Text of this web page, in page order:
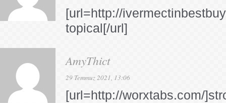
[url=http://
topical[/url]
AmyThict
29 Temmuz 2021, 13:06
[url=http://worxtabs.com/